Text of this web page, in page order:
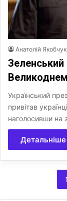
Анатолій Якобчук
Зеленський
Великоднем
Український
привітав
наголосивши на
Детальніше
1